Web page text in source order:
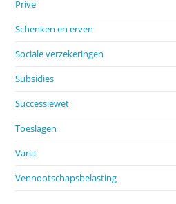
Prive
Schenken en erven
Sociale verzekeringen
Subsidies
Successiewet
Toeslagen
Varia
Vennootschapsbelasting